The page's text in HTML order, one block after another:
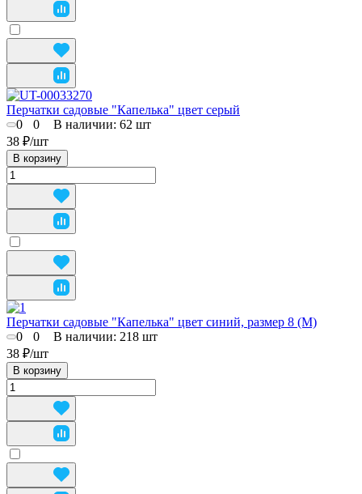
Перчатки садовые "Капелька" цвет серый
0
0 В наличии: 62 шт
38 ₽/шт
В корзину
Перчатки садовые "Капелька" цвет синий, размер 8 (M)
0
0 В наличии: 218 шт
38 ₽/шт
В корзину